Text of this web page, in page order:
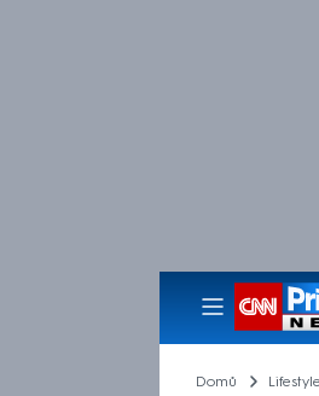
Domů Lifestyle